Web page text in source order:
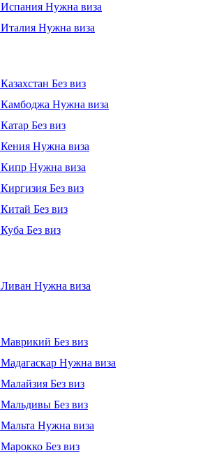
Испания Нужна виза
Италия Нужна виза
Казахстан Без виз
Камбоджа Нужна виза
Катар Без виз
Кения Нужна виза
Кипр Нужна виза
Киргизия Без виз
Китай Без виз
Куба Без виз
Ливан Нужна виза
Маврикий Без виз
Мадагаскар Нужна виза
Малайзия Без виз
Мальдивы Без виз
Мальта Нужна виза
Марокко Без виз